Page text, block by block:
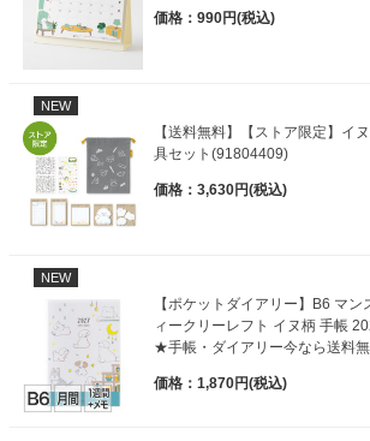
価格：990円(税込)
NEW
【送料無料】【ストア限定】イ
具セット(91804409)
価格：3,630円(税込)
NEW
【ポケットダイアリー】B6 マ
ィークリーレフト イヌ柄 手帳
★手帳・ダイアリー今なら送料
価格：1,870円(税込)